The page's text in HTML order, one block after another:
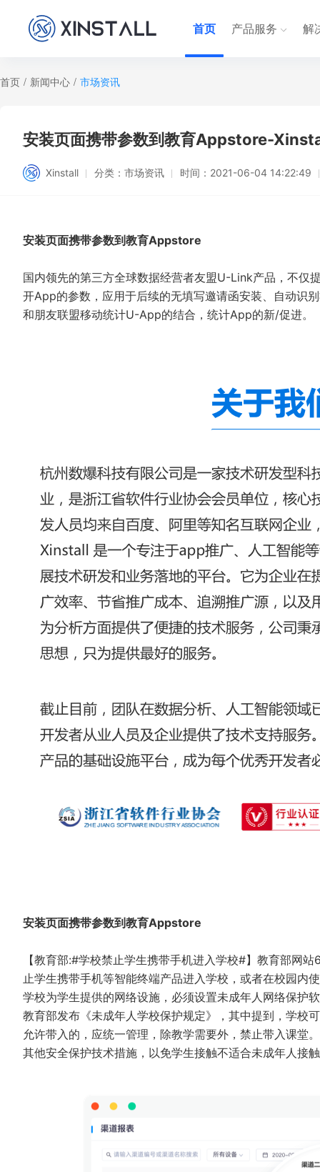
首页 产品服务 解
首页 / 新闻中心 / 市场资讯
安装页面携带参数到教育Appstore-
Xinstall 分类： 市场资讯 时间： 2021-06-04 14:22:49
安装页面携带参数到教育Appstore
国内领先的第三方全球数据经营者友盟U-Link产品，不
开App的参数，应用于后续的无填写邀请函安装、自动识
和朋友联盟移动统计U-App的结合，统计App的新/促进。
安装页面携带参数到教育Appstore
【教育部:#学校禁止学生携带手机进入学校#】教育部网
止学生携带手机等智能终端产品进入学校，或者在校园内
学校为学生提供的网络设施，必须设置未成年人网络保护
教育部发布《未成年人学校保护规定》，其中提到，学校
允许带入的，应统一管理，除教学需要外，禁止带入课堂
其他安全保护技术措施，以免学生接触不适合未成年人接